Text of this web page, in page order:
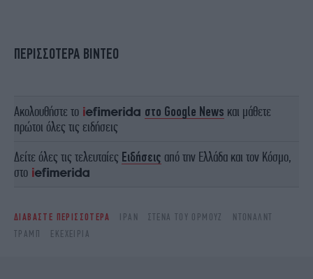
ΠΕΡΙΣΣΟΤΕΡΑ ΒΙΝΤΕΟ
Ακολουθήστε το στο Google News και μάθετε
πρώτοι όλες τις ειδήσεις
Δείτε όλες τις τελευταίες Ειδήσεις από την Ελλάδα και τον Κόσμο,
στο
ΔΙΑΒΑΣΤΕ ΠΕΡΙΣΣΟΤΕΡΑ ΙΡΆΝ ΣΤΕΝΆ ΤΟΥ ΟΡΜΟΎΖ
ΝΤΌΝΑΛΝΤ
ΤΡΑΜΠ
ΕΚΕΧΕΙΡΊΑ